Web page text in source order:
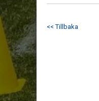
<< Tillbaka